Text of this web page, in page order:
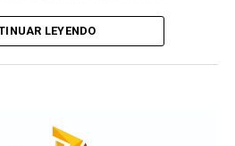
pesos uruguayos; y 590.300
1.800.000 pesos
del fútbol.
LEYENDO